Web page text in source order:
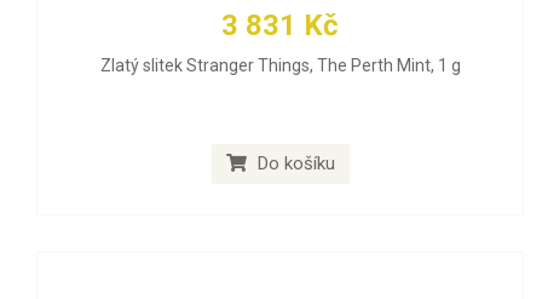
3 831 Kč
Zlatý slitek Stranger Things, The Perth Mint, 1 g
Do košíku